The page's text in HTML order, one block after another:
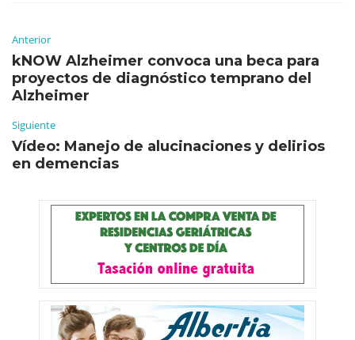
Anterior
kNOW Alzheimer convoca una beca para
proyectos de diagnóstico temprano del
Alzheimer
Siguiente
Vídeo: Manejo de alucinaciones y delirios
en demencias